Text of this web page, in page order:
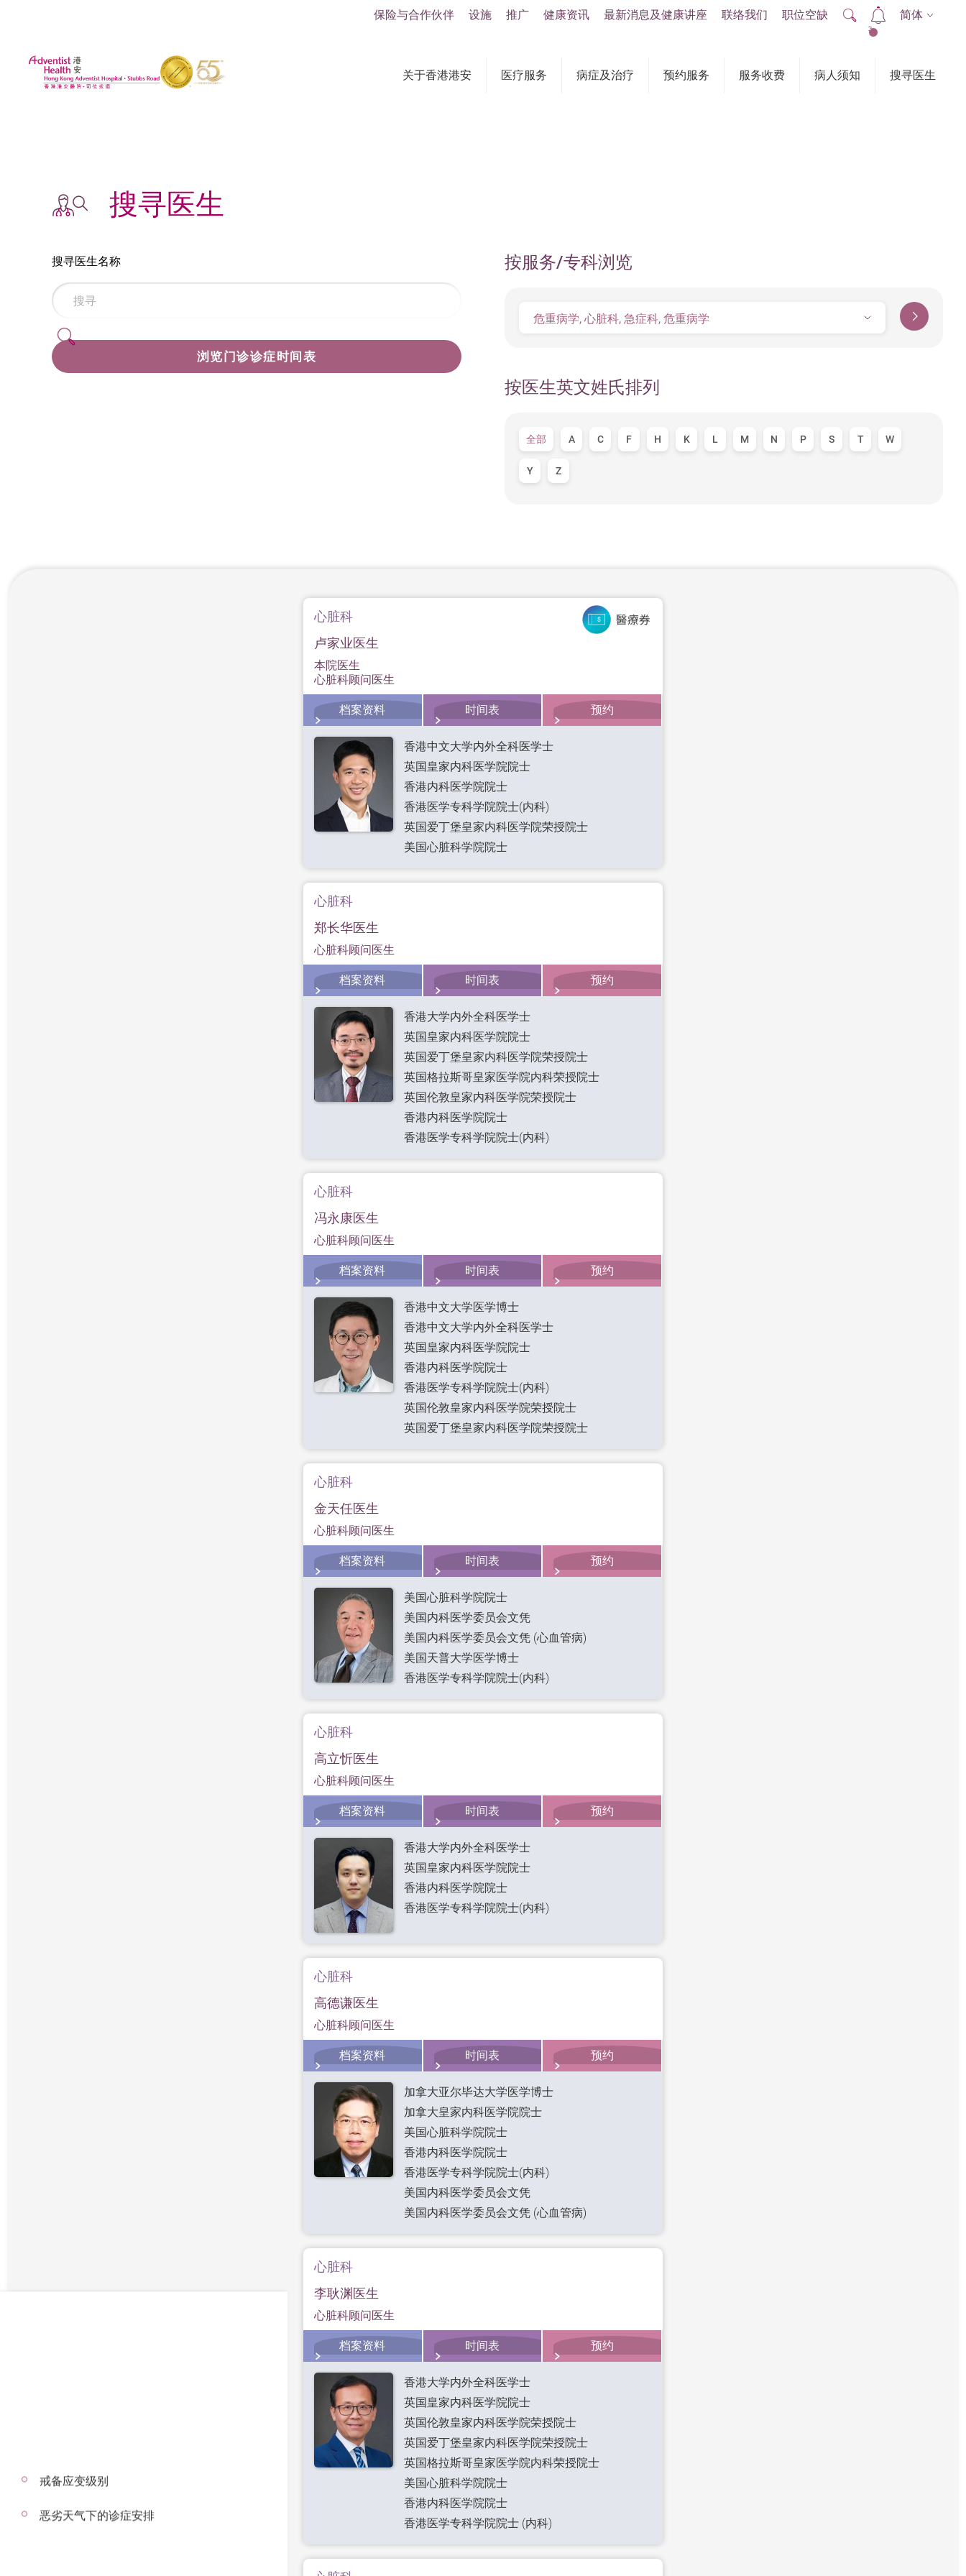
关于香港港安 医疗服务 病症及治疗 预约服务 服务收费 病人须知 搜寻医生
保险与合作伙伴 设施 推广 健康资讯 最新消息及健康讲座 联络我们 职位空缺
2
简体
搜寻医生
搜寻医生名称
浏览门诊诊症时间表
按服务/专科浏览
危重病学, 心脏科, 急症科, 危重病学
按医生英文姓氏排列
全部 A C F H K L M N P S T W
Y Z
心脏科
卢家业医生
本院医生
心脏科顾问医生
档案资料 时间表 预约
香港中文大学内外全科医学士
英国皇家内科医学院院士
香港内科医学院院士
香港医学专科学院院士(内科)
英国爱丁堡皇家内科医学院荣授院士
美国心脏科学院院士
心脏科
郑长华医生
心脏科顾问医生
档案资料 时间表 预约
香港大学内外全科医学士
英国皇家内科医学院院士
英国爱丁堡皇家内科医学院荣授院士
英国格拉斯哥皇家医学院内科荣授院士
英国伦敦皇家内科医学院荣授院士
香港内科医学院院士
香港医学专科学院院士(内科)
心脏科
冯永康医生
心脏科顾问医生
档案资料 时间表 预约
香港中文大学医学博士
香港中文大学内外全科医学士
英国皇家内科医学院院士
香港内科医学院院士
香港医学专科学院院士(内科)
英国伦敦皇家内科医学院荣授院士
英国爱丁堡皇家内科医学院荣授院士
心脏科
金天任医生
心脏科顾问医生
档案资料 时间表 预约
美国心脏科学院院士
美国内科医学委员会文凭
美国内科医学委员会文凭 (心血管病)
美国天普大学医学博士
香港医学专科学院院士(内科)
心脏科
高立忻医生
心脏科顾问医生
档案资料 时间表 预约
香港大学内外全科医学士
英国皇家内科医学院院士
香港内科医学院院士
香港医学专科学院院士(内科)
心脏科
高德谦医生
心脏科顾问医生
档案资料 时间表 预约
加拿大亚尔毕达大学医学博士
加拿大皇家内科医学院院士
美国心脏科学院院士
香港内科医学院院士
香港医学专科学院院士(内科)
美国内科医学委员会文凭
美国内科医学委员会文凭 (心血管病)
心脏科
李耿渊医生
心脏科顾问医生
档案资料 时间表 预约
香港大学内外全科医学士
英国皇家内科医学院院士
英国伦敦皇家内科医学院荣授院士
英国爱丁堡皇家内科医学院荣授院士
英国格拉斯哥皇家医学院内科荣授院士
美国心脏科学院院士
香港内科医学院院士
香港医学专科学院院士 (内科)
戒备应变级别
恶劣天气下的诊症安排